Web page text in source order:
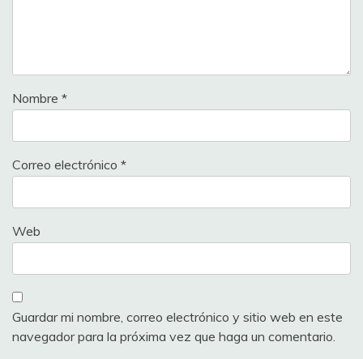
Nombre *
Correo electrónico *
Web
Guardar mi nombre, correo electrónico y sitio web en este
navegador para la próxima vez que haga un comentario.